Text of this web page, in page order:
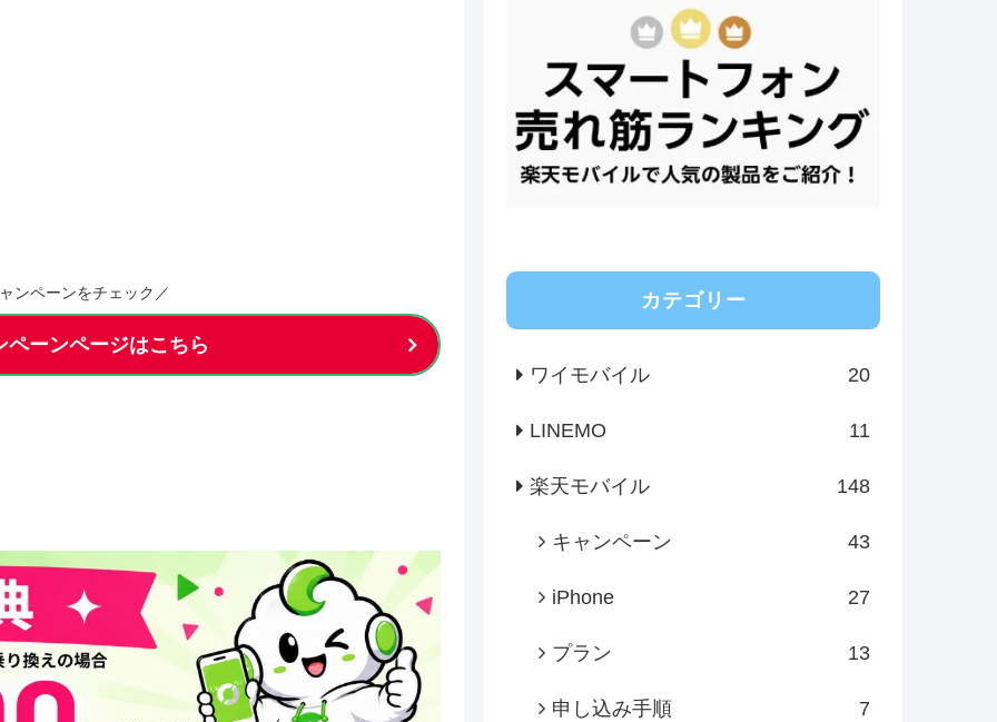
ンペーンをチェック／
ペーンページはこちら
カテゴリー
ワイモバイル 20
LINEMO 11
楽天モバイル 148
キャンペーン 43
iPhone 27
プラン 13
申し込み手順 7